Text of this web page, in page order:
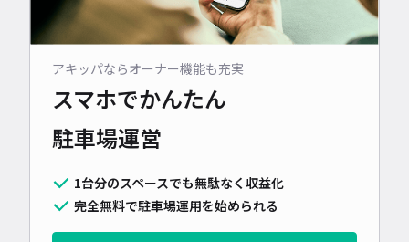
アキッパならオーナー機能も充実
スマホでかんたん
駐車場運営
1台分のスペースでも無駄なく収益化
完全無料で駐車場運用を始められる